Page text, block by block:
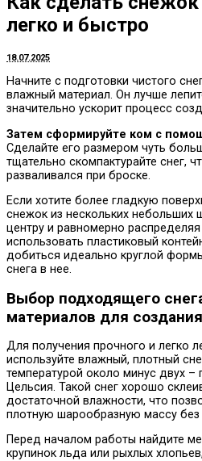
легко и быстро
18.07.2025
Начните с подготовки чистого
влажный материал. Он лучше
значительно ускорит процесс
Затем сформируйте ком с
Сделайте его размером чуть
тщательно скомпактурайте снег,
разваливался при броске.
Если хотите более гладкую
снежок из нескольких небольших
центру и равномерно
использовать пластиковый
добиться идеально круглой
снега в нее.
Выбор подходящего
материалов для
Для получения прочного и легко
используйте влажный, плотный
температурой около минус двух –
Цельсия. Такой снег хорошо
достаточной влажности, что
плотную шарообразную массу без
Перед началом работы найдите
крупинок льда или рыхлых